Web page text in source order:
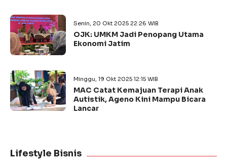
Senin, 20 Okt 2025 22:26 WIB
OJK: UMKM Jadi Penopang Utama
Ekonomi Jatim
Minggu, 19 Okt 2025 12:15 WIB
MAC Catat Kemajuan Terapi Anak
Autistik, Ageno Kini Mampu Bicara
Lancar
Lifestyle Bisnis